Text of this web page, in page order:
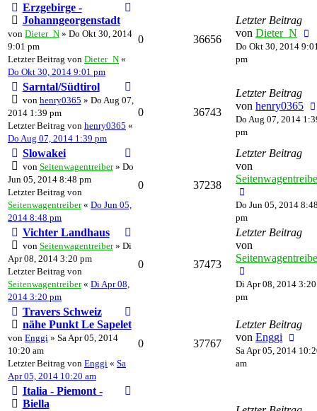
Erzgebirge -
Johanngeorgenstadt
von Dieter_N » Do Okt 30, 2014
9:01 pm
Letzter Beitrag von Dieter_N «
Do Okt 30, 2014 9:01 pm
0 36656
Letzter Beitrag
von Dieter_N
Do Okt 30, 2014
pm
Sarntal/Südtirol
von henry0365 » Do Aug 07,
2014 1:39 pm
Letzter Beitrag von henry0365 «
Do Aug 07, 2014 1:39 pm
0 36743
Letzter Beitrag
von henry0365
Do Aug 07, 2014
pm
Slowakei
von Seitenwagentreiber» Do
Jun 05, 2014 8:48 pm
Letzter Beitrag von
Seitenwagentreiber« Do Jun 05,
2014 8:48 pm
0 37238
Letzter Beitrag
von
Do Jun 05, 2014
pm
Vichter Landhaus
von Seitenwagentreiber» Di
Apr 08, 2014 3:20 pm
Letzter Beitrag von
Seitenwagentreiber« Di Apr 08,
2014 3:20 pm
0 37473
Letzter Beitrag
von
Di Apr 08, 2014 3:20
pm
Travers Schweiz
nähe Punkt Le Sapelet
von Enggi » Sa Apr 05, 2014
10:20 am
Letzter Beitrag von Enggi « Sa
Apr 05, 2014 10:20 am
0 37767
Letzter Beitrag
von Enggi
Sa Apr 05, 2014
am
Italia - Piemont -
Biella